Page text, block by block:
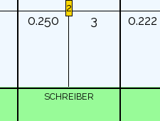
0.250 3
2
0.222
SCHREIBER